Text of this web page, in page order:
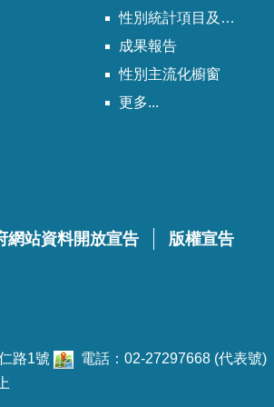
性別統計項目及指標
成果報告
性別主流化櫥窗
更多...
網站資料開放宣告 版權宣告
路1號
電話：02-27297668 (代表號)